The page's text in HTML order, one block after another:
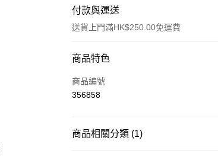
付款與運送
送貨上門滿HK$250.00免運費
付款方式
信用卡
商品特色
商品編號
356858
商品相關分類 (1)